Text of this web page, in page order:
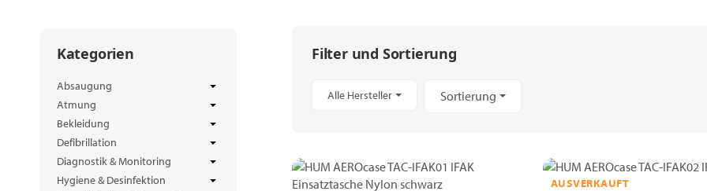
Filter und Sortierung
Alle Hersteller Sortierung
AUSVERKAUFT
Kategorien
Absaugung
Atmung
Bekleidung
Defibrillation
Diagnostik & Monitoring
Hygiene & Desinfektion